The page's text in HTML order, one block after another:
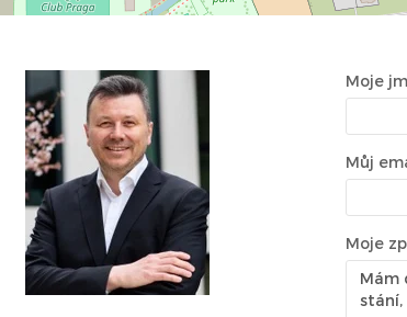
Moje
Můj
Moje